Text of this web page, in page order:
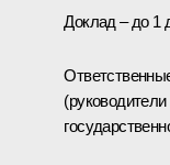
Доклад – до 1